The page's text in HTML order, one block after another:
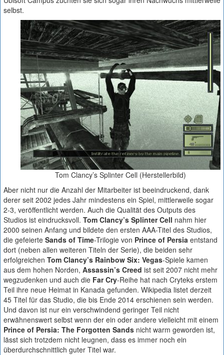
selbst.
Tom Clancy’s Splinter Cell (Herstellerbild)
Aber nicht nur die Anzahl der Mitarbeiter ist beeindruckend, dank
derer seit 2002 jedes Jahr mindestens ein Spiel, mittlerweile sogar
2-3, veröffentlicht werden. Auch die Qualität des Outputs des
Studios ist eindrucksvoll. Tom Clancy’s Splinter Cell nahm hier
2000 seinen Anfang und bildete den ersten AAA-Titel des Studios,
die gefeierte Sands of Time-Trilogie von Prince of Persia entstand
dort (neben allen weiteren Titeln der Serie), die beiden sehr
erfolgreichen Tom Clancy’s Rainbow Six: Vegas-Spiele kamen
aus dem hohen Norden, Assassin’s Creed ist seit 2007 nicht mehr
wegzudenken und auch die Far Cry-Reihe hat nach Cryteks erstem
Teil ihre neue Heimat in Kanada gefunden. Wikipedia listet derzeit
45 Titel für das Studio, die bis Ende 2014 erschienen sein werden.
Und davon ist nur ein verschwindend geringer Teil nicht
erwähnenswert selbst wenn der ein oder andere vielleicht mit einem
Prince of Persia: The Forgotten Sands nicht warm geworden ist,
lässt sich trotzdem nicht leugnen, dass es immer noch ein
überdurchschnittlich guter Titel war.